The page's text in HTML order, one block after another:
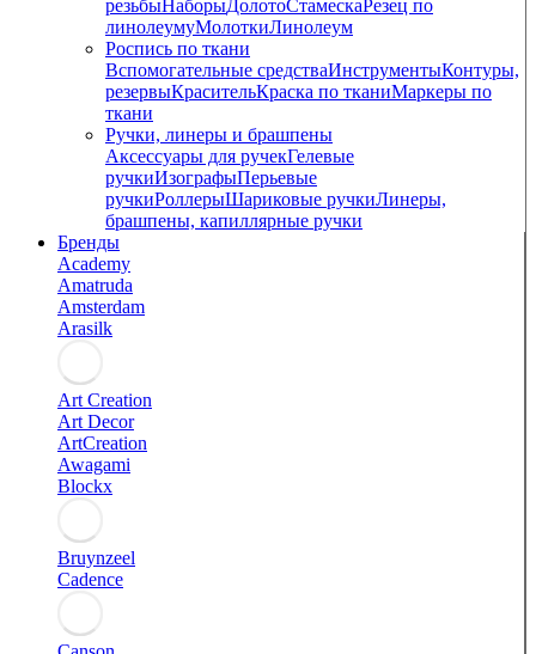
резьбыНаборыДолотоСтамескаРезец по
линолеумуМолоткиЛинолеум
Роспись по ткани
Вспомогательные средстваИнструментыКонтуры,
резервыКрасительКраска по тканиМаркеры по
ткани
Ручки, линеры и брашпены
Аксессуары для ручекГелевые
ручкиИзографыПерьевые
ручкиРоллерыШариковые ручкиЛинеры,
брашпены, капиллярные ручки
Бренды
Academy
Amatruda
Amsterdam
Arasilk
Art Creation
Art Decor
ArtCreation
Awagami
Blockx
Bruynzeel
Cadence